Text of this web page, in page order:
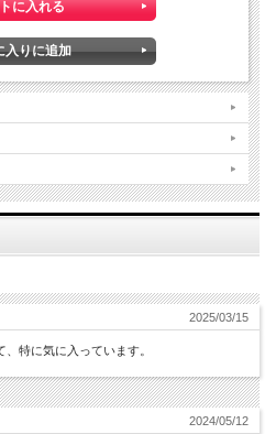
2025/03/15
特に気に入っています。
2024/05/12